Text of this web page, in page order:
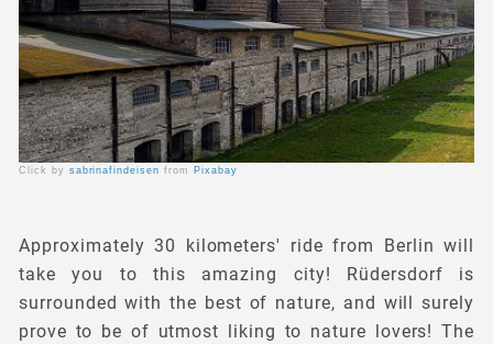
Click by sabrinafindeisen from Pixabay
Approximately 30 kilometers' ride from Berlin will
take you to this amazing city! Rüdersdorf is
surrounded with the best of nature, and will surely
prove to be of utmost liking to nature lovers! The